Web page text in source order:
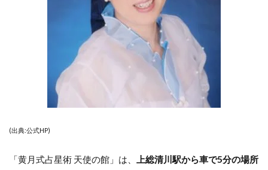
(出典:公式HP)
「黄月式占星術 天使の館」は、
上総清川駅から車で5分の場所